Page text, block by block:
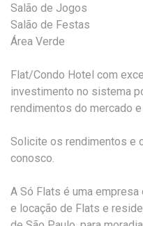
Salão de Jogos
Salão de Festas
Área Verde
Flat/Condo Hotel com
investimento no sistema
rendimentos do mercado
Solicite os rendimentos e
conosco.
A Só Flats é uma
e locação de Flats e